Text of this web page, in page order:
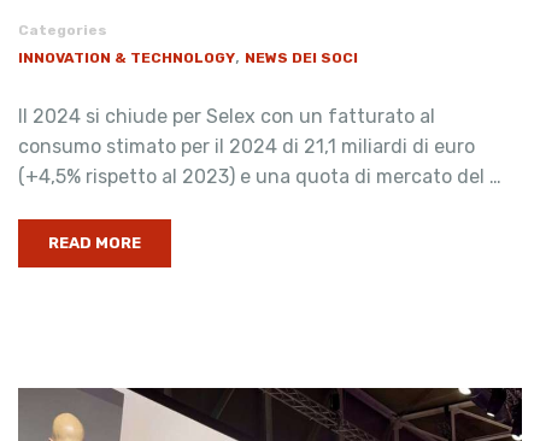
Categories
INNOVATION & TECHNOLOGY, NEWS DEI SOCI
Il 2024 si chiude per Selex con un fatturato al
consumo stimato per il 2024 di 21,1 miliardi di euro
(+4,5% rispetto al 2023) e una quota di mercato del …
READ MORE